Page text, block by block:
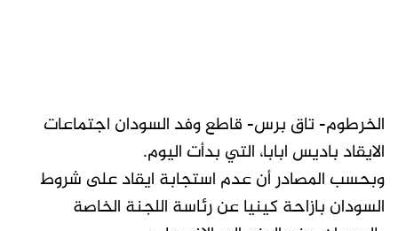
الخرطوم- تاق برس- قاطع وفد السودان اجتماعات
الايقاد باديس ابابا، التي بدأت اليوم.
وبحسب المصادر أن عدم استجابة ايقاد على شروط
السودان بازاحة كينيا عن رئاسة اللجنة الخاصة